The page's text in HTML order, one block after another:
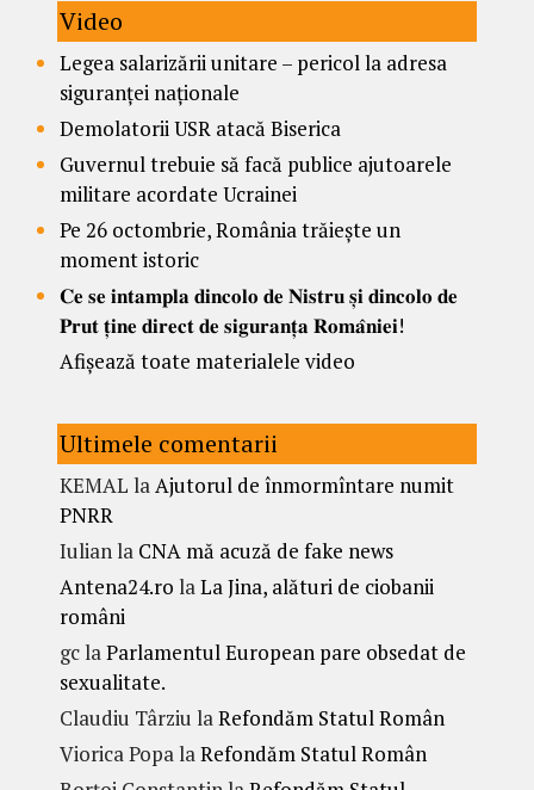
Video
Legea salarizării unitare – pericol la adresa
siguranței naționale
Demolatorii USR atacă Biserica
Guvernul trebuie să facă publice ajutoarele
militare acordate Ucrainei
Pe 26 octombrie, România trăiește un
moment istoric
𝐂𝐞 𝐬𝐞 𝐢𝐧𝐭𝐚𝐦𝐩𝐥𝐚 𝐝𝐢𝐧𝐜𝐨𝐥𝐨 𝐝𝐞 𝐍𝐢𝐬𝐭𝐫𝐮 𝐬̦𝐢 𝐝𝐢𝐧𝐜𝐨𝐥𝐨 𝐝𝐞
𝐏𝐫𝐮𝐭 𝐭̦𝐢𝐧𝐞 𝐝𝐢𝐫𝐞𝐜𝐭 𝐝𝐞 𝐬𝐢𝐠𝐮𝐫𝐚𝐧𝐭̦𝐚 𝐑𝐨𝐦𝐚̂𝐧𝐢𝐞𝐢!
Afișează toate materialele video
Ultimele comentarii
KEMAL laAjutorul de înmormîntare numit
PNRR
Iulianla CNA mă acuză de fake news
Antena24.ro laLa Jina, alături de ciobanii
români
gclaParlamentul European pare obsedat de
sexualitate.
Claudiu Târziu laRefondăm Statul Român
Viorica PopalaRefondăm Statul Român